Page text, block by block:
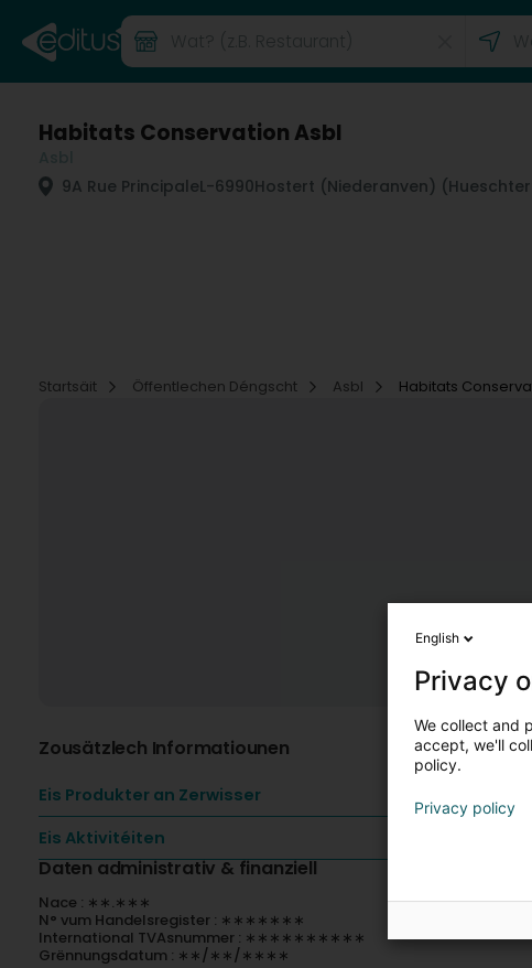
Habitats Conservation Asbl
9A Rue PrincipaleL-6990Hostert (Niederanven)
Startsäit
Öffentlechen Déngscht Asbl Habitats
Zousätzlech Informatiounen
Eis Produkter an Zerwisser
Eis Aktivitéiten
Daten administrativ & finanziell
Nace : ∗∗.∗∗∗
N° vum Handelsregister : ∗∗∗∗∗∗∗
International TVAsnummer : ∗∗∗∗∗∗∗∗∗∗
Grënnungsdatum : ∗∗/∗∗/∗∗∗∗
English
Privacy
We collect and
accept, we'll
policy.
Privacy policy